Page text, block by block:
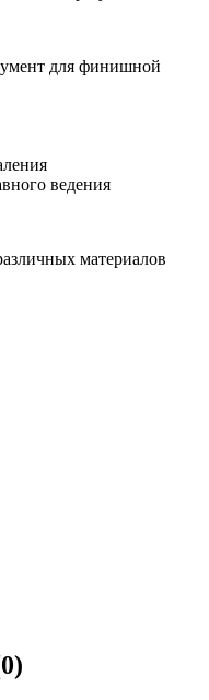
для финишной
ведения
материалов